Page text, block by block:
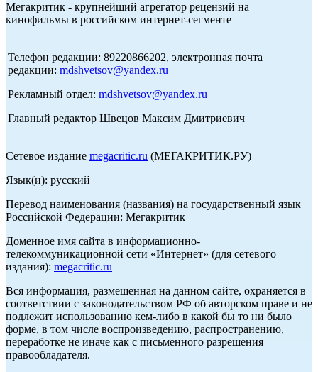
Мегакритик - крупнейший агрегатор рецензий на
кинофильмы в российском интернет-сегменте
Телефон редакции: 89220866202, электронная почта
редакции: mdshvetsov@yandex.ru
Рекламный отдел: mdshvetsov@yandex.ru
Главный редактор Швецов Максим Дмитриевич
Сетевое издание megacritic.ru (МЕГАКРИТИК.РУ)
Язык(и): русский
Перевод наименования (названия) на государственный язык
Российской Федерации: Мегакритик
Доменное имя сайта в информационно-
телекоммуникационной сети «Интернет» (для сетевого
издания): megacritic.ru
Вся информация, размещенная на данном сайте, охраняется в
соответствии с законодательством РФ об авторском праве и не
подлежит использованию кем-либо в какой бы то ни было
форме, в том числе воспроизведению, распространению,
переработке не иначе как с письменного разрешения
правообладателя.